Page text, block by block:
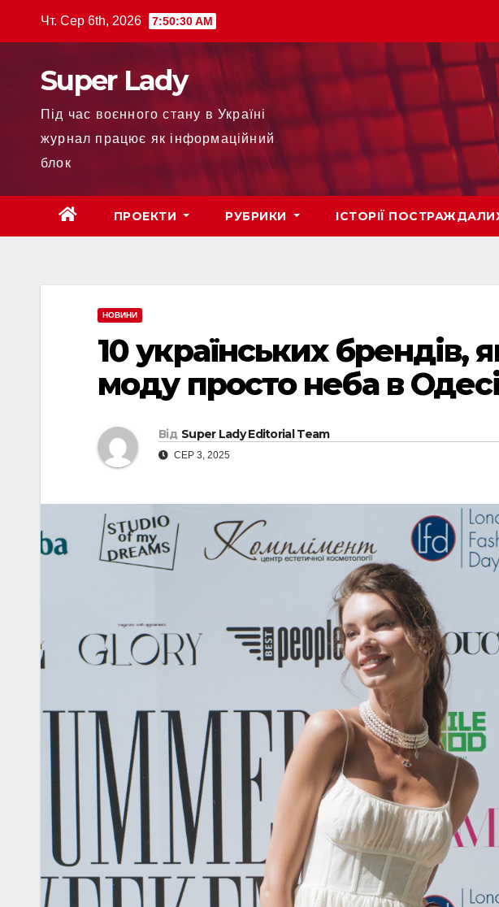
Чт. Сер 6th, 2026 7:50:32 AM
Super Lady
Під час воєнного стану в Україні
журнал працює як інформаційний
блок
ПРОЕКТИ РУБРИКИ ІСТОРІЇ
НОВИНИ
10 українських брендів,
моду просто неба в
Від Super Lady Editorial Team
СЕР 3, 2025